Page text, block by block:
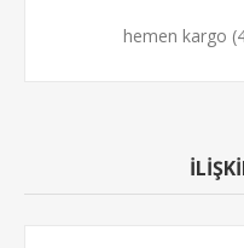
hemen kargo